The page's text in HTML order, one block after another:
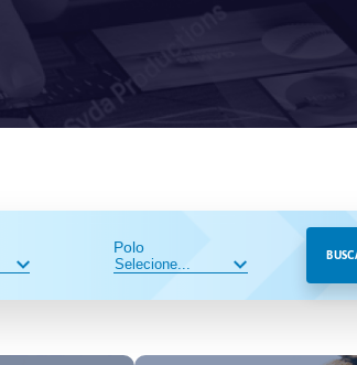
Polo